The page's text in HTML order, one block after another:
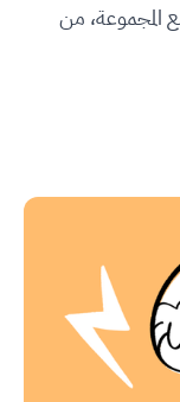
المجموعة، من